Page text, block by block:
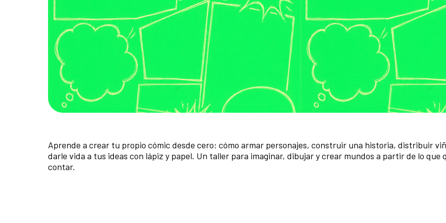
Aprende a crear tu propio cómic desde cero: cómo armar personajes, construir una historia, distribuir
darle vida a tus ideas con lápiz y papel. Un taller para imaginar, dibujar y crear mundos a partir de lo que
contar.